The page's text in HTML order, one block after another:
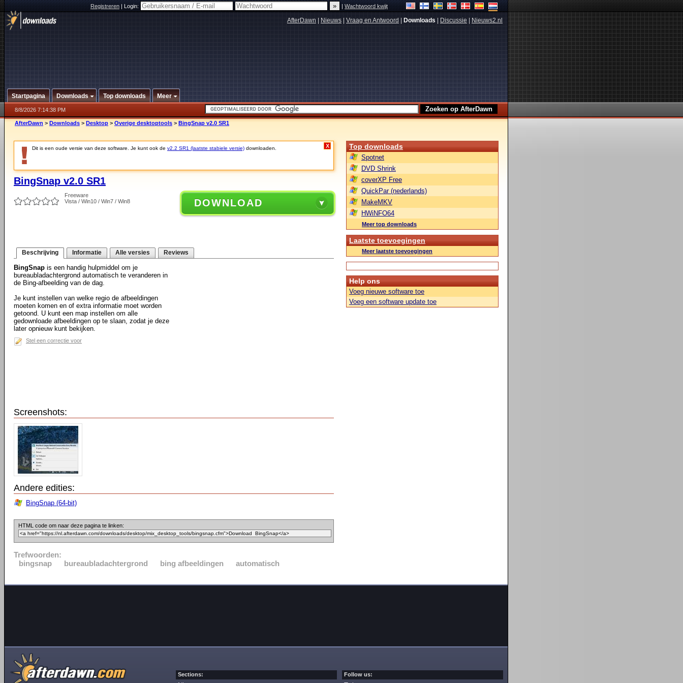
Registreren|Login: |Wachtwoord kwijt
AfterDawn Nieuws Vraag en Antwoord Downloads Discussie Nieuws2.nl
Startpagina Downloads Top downloads Meer
8/8/2026 7:14:38 PM
AfterDawn > Downloads > Desktop > Overige desktoptools > BingSnap v2.0 SR1
Dit is een oude versie van deze software. Je kunt ook de v2.2 SR1 (laatste stabiele versie) downloaden. X
BingSnap v2.0 SR1
Freeware
Vista / Win10 / Win7 / Win8
DOWNLOAD
Beschrijving Informatie Alle versies Reviews
BingSnap is een handig hulpmiddel om je
bureaubladachtergrond automatisch te veranderen in
de Bing-afbeelding van de dag.
Je kunt instellen van welke regio de afbeeldingen
moeten komen en of extra informatie moet worden
getoond. U kunt een map instellen om alle
gedownloade afbeeldingen op te slaan, zodat je deze
later opnieuw kunt bekijken.
Stel een correctie voor
Screenshots:
Andere edities:
BingSnap (64-bit)
HTML code om naar deze pagina te linken:
Trefwoorden:
bingsnap
bureaubladachtergrond bing afbeeldingen automatisch
Top downloads
Spotnet
DVD Shrink
coverXP Free
QuickPar (nederlands)
MakeMKV
HWiNFO64
Meer top downloads
Laatste toevoegingen
Meer laatste toevoegingen
Help ons
Voeg nieuwe software toe
Voeg een software update toe
Sections: Follow us: